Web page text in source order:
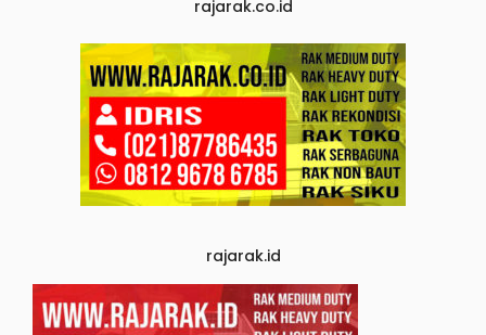
rajarak.co.id
rajarak.id